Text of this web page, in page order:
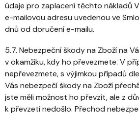
údaje pro zaplacení těchto nákladů
e-mailovou adresu uvedenou ve
dnů od doručení e-mailu.
5.7. Nebezpeční škody na Zboží na
v okamžiku, kdy ho převezmete. V
nepřevezmete, s výjimkou případů
Vás nebezpečí škody na Zboží
jste měli možnost ho převzít, ale z
k převzetí nedošlo. Přechod